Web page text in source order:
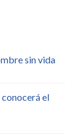
sin vida
conocerá el